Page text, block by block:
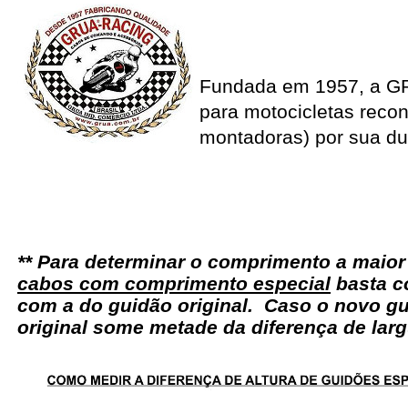
Fundada em 1957, a
para motocicletas
montadoras) por sua
** Para determinar o comprimento a
cabos com comprimento especial basta
com a do guidão original. Caso o novo
original some metade da diferença de